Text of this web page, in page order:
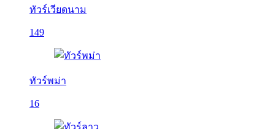
ทัวร์เวียดนาม
149
ทัวร์พม่า
16